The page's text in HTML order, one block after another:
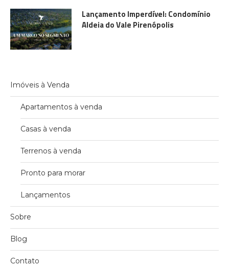
Lançamento Imperdível: Condomínio
Aldeia do Vale Pirenópolis
Imóveis à Venda
Apartamentos à venda
Casas à venda
Terrenos à venda
Pronto para morar
Lançamentos
Sobre
Blog
Contato